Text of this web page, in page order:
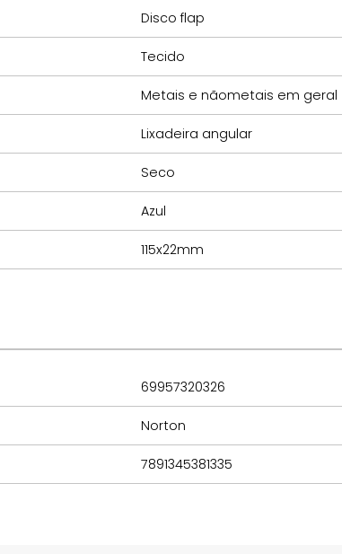
Disco flap
Tecido
Metais e nãometais em geral
Lixadeira angular
Seco
Azul
115x22mm
69957320326
Norton
7891345381335